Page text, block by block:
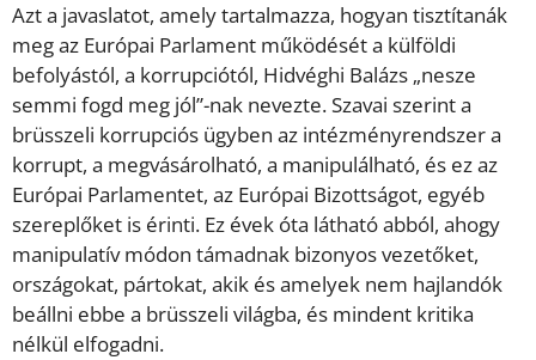
Azt a javaslatot, amely tartalmazza, hogyan tisztítanák
meg az Európai Parlament működését a külföldi
befolyástól, a korrupciótól, Hidvéghi Balázs „nesze
semmi fogd meg jól”-nak nevezte. Szavai szerint a
brüsszeli korrupciós ügyben az intézményrendszer a
korrupt, a megvásárolható, a manipulálható, és ez az
Európai Parlamentet, az Európai Bizottságot, egyéb
szereplőket is érinti. Ez évek óta látható abból, ahogy
manipulatív módon támadnak bizonyos vezetőket,
országokat, pártokat, akik és amelyek nem hajlandók
beállni ebbe a brüsszeli világba, és mindent kritika
nélkül elfogadni.